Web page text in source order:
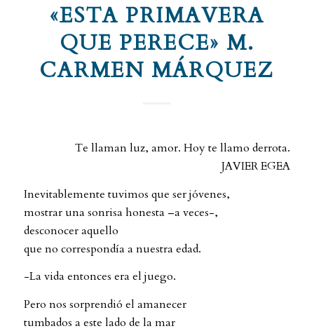
«ESTA PRIMAVERA
QUE PERECE» M.
CARMEN MÁRQUEZ
Te llaman luz, amor. Hoy te llamo derrota.
JAVIER EGEA
Inevitablemente tuvimos que ser jóvenes,
mostrar una sonrisa honesta –a veces-,
desconocer aquello
que no correspondía a nuestra edad.
-La vida entonces era el juego.
Pero nos sorprendió el amanecer
tumbados a este lado de la mar